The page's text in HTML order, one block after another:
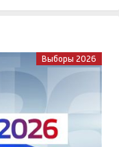
Выборы 2026